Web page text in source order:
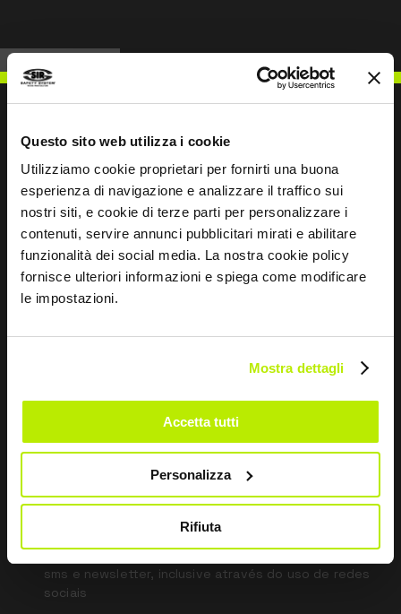
Questo sito web utilizza i cookie
Utilizziamo cookie proprietari per fornirti una buona
esperienza di navigazione e analizzare il traffico sui
nostri siti, e cookie di terze parti per personalizzare i
contenuti, servire annunci pubblicitari mirati e abilitare
funzionalità dei social media. La nostra cookie policy
fornisce ulteriori informazioni e spiega come modificare
le impostazioni.
Mostra dettagli
Accetta tutti
Personalizza
Rifiuta
ESCREVER PARA NÓS
Mantemo-nos em contacto
Li a Política de Privacidade
nos termos do art. 13 Regulamento UE 679/16.
Concordo
dados para fins de Marketing e para receber
comunicações comerciais e promocionais, por e-mail,
sms e newsletter, inclusive através do uso de redes
sociais